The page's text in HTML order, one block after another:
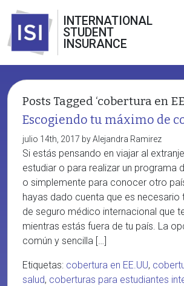
INTERNATIONAL
STUDENT
INSURANCE
Posts Tagged ‘cobertura en
Escogiendo tu máximo de
julio 14th, 2017 by Alejandra Ramirez
Si estás pensando en viajar al
estudiar o para realizar un programa
o simplemente para conocer otro
hayas dado cuenta que es necesario
de seguro médico internacional que
mientras estás fuera de tu país. La
común y sencilla […]
Etiquetas: cobertura en EE.UU,
salud, coberturas para estudiantes